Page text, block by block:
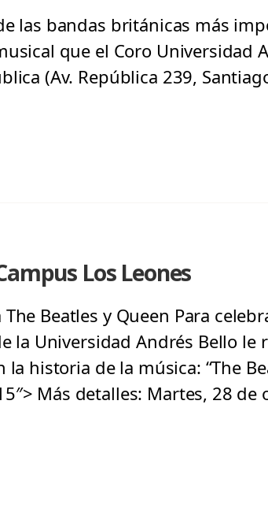
las bandas británicas más
que el Coro Universidad
(Av. República 239,
Los Leones
Beatles y Queen Para
la Universidad Andrés Bello le
historia de la música: “The
Más detalles: Martes, 28 de